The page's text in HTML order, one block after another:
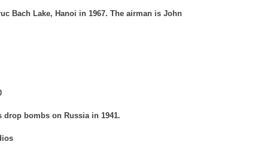
Bach Lake, Hanoi in 1967. The airman is John
bombs on Russia in 1941.